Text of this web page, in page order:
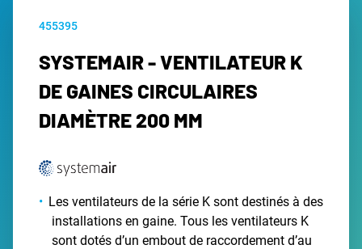
455395
SYSTEMAIR - VENTILATEUR K
DE GAINES CIRCULAIRES
DIAMÈTRE 200 MM
Les ventilateurs de la série K sont destinés à des
installations en gaine. Tous les ventilateurs K
sont dotés d’un embout de raccordement d’au